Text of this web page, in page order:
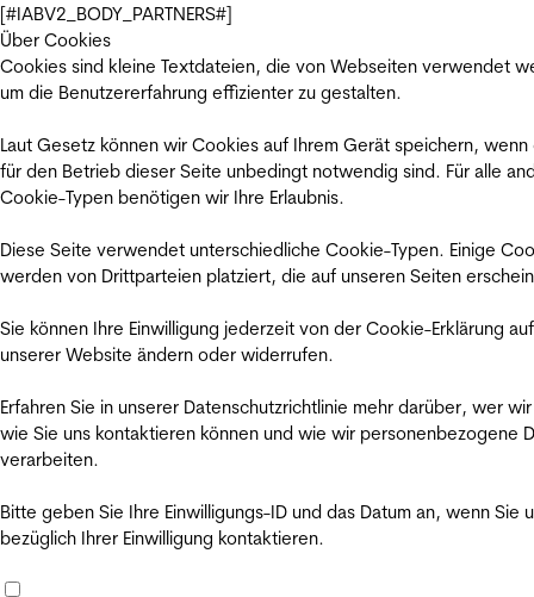
[#IABV2_BODY_PARTNERS#]
Über Cookies
Cookies sind kleine Textdateien, die von Webseiten verwendet
um die Benutzererfahrung effizienter zu gestalten.
Laut Gesetz können wir Cookies auf Ihrem Gerät speichern, wenn
für den Betrieb dieser Seite unbedingt notwendig sind. Für alle
Cookie-Typen benötigen wir Ihre Erlaubnis.
Diese Seite verwendet unterschiedliche Cookie-Typen. Einige
werden von Drittparteien platziert, die auf unseren Seiten
Sie können Ihre Einwilligung jederzeit von der Cookie-Erklärung auf
unserer Website ändern oder widerrufen.
Erfahren Sie in unserer Datenschutzrichtlinie mehr darüber, wer
wie Sie uns kontaktieren können und wie wir personenbezogene
verarbeiten.
Bitte geben Sie Ihre Einwilligungs-ID und das Datum an, wenn Sie
bezüglich Ihrer Einwilligung kontaktieren.